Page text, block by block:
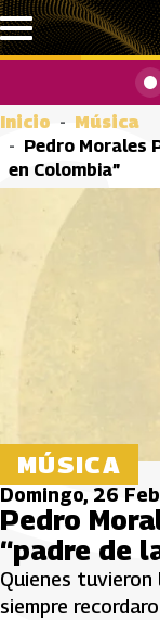
Pasar al contenido
Inicio
Música
Pedro Morales
en Colombia”
MÚSICA
Domingo, 26
Pedro
“padre de
Quienes tuvieron
siempre